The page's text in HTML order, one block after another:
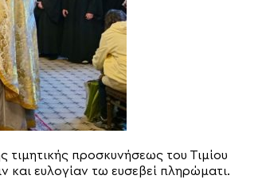
τιμητικής προσκυνήσεως του Τιμίου
ευλογίαν τω ευσεβεί πληρώματι.